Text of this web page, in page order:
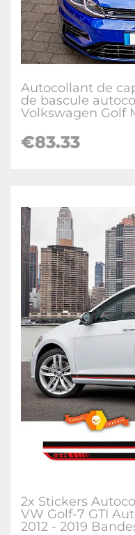
Autocollant de
de bascule
Volkswagen Golf
€83.33
2x Stickers
VW Golf-7 GTI
2012 - 2019